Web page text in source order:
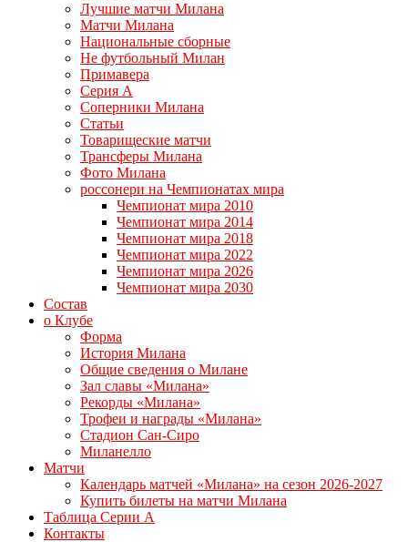
Лучшие матчи Милана
Матчи Милана
Национальные сборные
Не футбольный Милан
Примавера
Серия А
Соперники Милана
Статьи
Товарищеские матчи
Трансферы Милана
Фото Милана
россонери на Чемпионатах мира
Чемпионат мира 2010
Чемпионат мира 2014
Чемпионат мира 2018
Чемпионат мира 2022
Чемпионат мира 2026
Чемпионат мира 2030
Состав
о Клубе
Форма
История Милана
Общие сведения о Милане
Зал славы «Милана»
Рекорды «Милана»
Трофеи и награды «Милана»
Стадион Сан-Сиро
Миланелло
Матчи
Календарь матчей «Милана» на сезон 2026-2027
Купить билеты на матчи Милана
Таблица Серии А
Контакты